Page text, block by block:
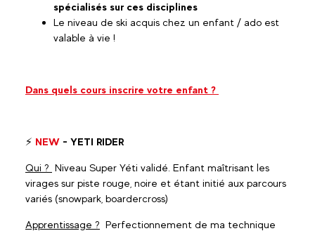
spécialisés sur ces disciplines
Le niveau de ski acquis chez un enfant / ado est
valable à vie !
Dans quels cours inscrire votre enfant ?
⚡ NEW - YETI RIDER
Qui ? Niveau Super Yéti validé. Enfant maîtrisant les
virages sur piste rouge, noire et étant initié aux parcours
variés (snowpark, boardercross)
Apprentissage ? Perfectionnement de ma technique